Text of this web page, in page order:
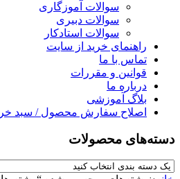
سوالات آموزگاری
سوالات دبیری
سوالات استادکار
راهنمای خرید از سایت
تماس با ما
قوانین و مقررات
درباره ما
بلاگ آموزشی
اصلاح سفارش محصول / سبد
دسته‌های محصولات